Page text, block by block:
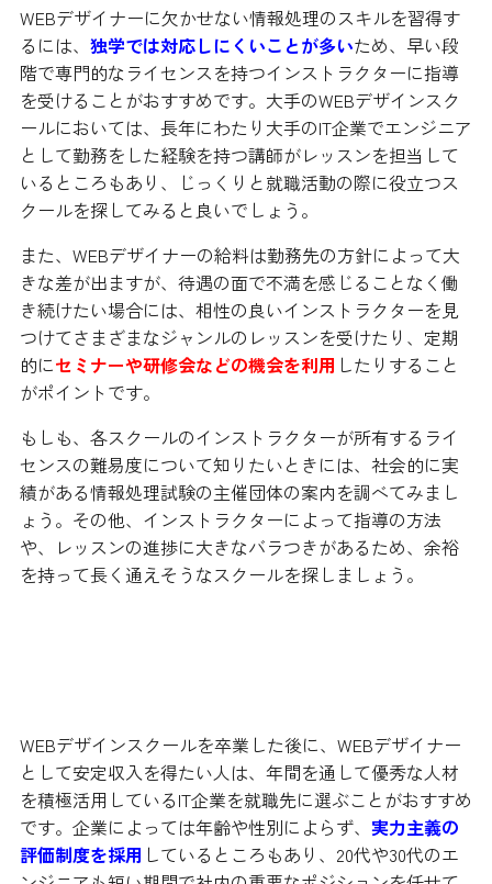
WEBデザイナーに欠かせない情報処理のスキルを習得す
るには、 独学では対応しにくいことが多いため、早い段
階で専門的なライセンスを持つインストラクターに指導
を受けることがおすすめです。大手のWEBデザインスク
ールにおいては、長年にわたり大手のIT企業でエンジニア
として勤務をした経験を持つ講師がレッスンを担当して
いるところもあり、じっくりと就職活動の際に役立つス
クールを探してみると良いでしょう。
また、WEBデザイナーの給料は勤務先の方針によって大
きな差が出ますが、待遇の面で不満を感じることなく働
き続けたい場合には、相性の良いインストラクターを見
つけてさまざまなジャンルのレッスンを受けたり、定期
的にセミナーや研修会などの機会を利用 したりすること
がポイントです。
もしも、各スクールのインストラクターが所有するライ
センスの難易度について知りたいときには、社会的に実
績がある情報処理試験の主催団体の案内を調べてみまし
ょう。その他、インストラクターによって指導の方法
や、レッスンの進捗に大きなバラつきがあるため、余裕
を持って長く通えそうなスクールを探しましょう。
WEBデザインスクールを卒業した後に、WEBデザイナー
として安定収入を得たい人は、年間を通して優秀な人材
を積極活用しているIT企業を就職先に選ぶことがおすすめ
です。企業によっては年齢や性別によらず、 実力主義の
評価制度を採用 しているところもあり、20代や30代のエ